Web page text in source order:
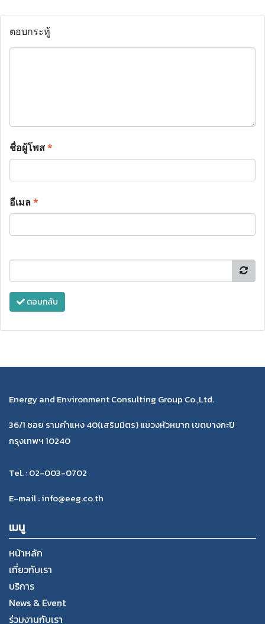
ตอบกระทู้
ชื่อผู้โพส*
อีเมล*
ตอบกลับ
Energy and Environment Consulting Group Co.,Ltd.
36/1 ซอย รามคำแหง 40(เสริมมิตร) แขวงหัวหมาก เขตบางกะปิ
กรุงเทพฯ 10240
Tel. : 02-003-0702
E-mail : info@eeg.co.th
เมนู
หน้าหลัก
เกี่ยวกับเรา
บริการ
News & Event
ร่วมงานกับเรา